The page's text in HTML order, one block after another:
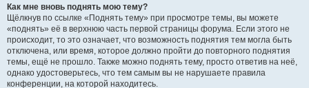
Как мне вновь поднять мою тему?
Щёлкнув по ссылке «Поднять тему» при просмотре темы, вы можете
«поднять» её в верхнюю часть первой страницы форума. Если этого не
происходит, то это означает, что возможность поднятия тем могла быть
отключена, или время, которое должно пройти до повторного поднятия
темы, ещё не прошло. Также можно поднять тему, просто ответив на неё,
однако удостоверьтесь, что тем самым вы не нарушаете правила
конференции, на которой находитесь.